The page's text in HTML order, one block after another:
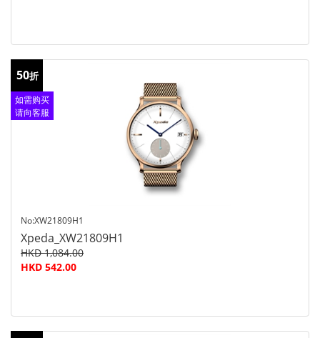
50折
如需购买
请向客服
No:XW21809H1
Xpeda_XW21809H1
HKD 1,084.00
HKD 542.00